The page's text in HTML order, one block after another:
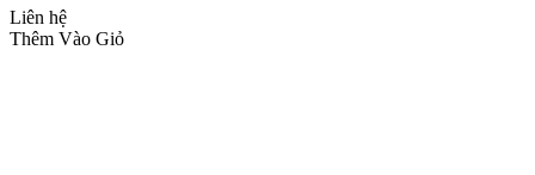
Liên hệ
Thêm Vào Giỏ